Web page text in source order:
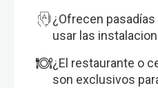
¿Ofrecen
usar las
¿El restaurante o
son exclusivos